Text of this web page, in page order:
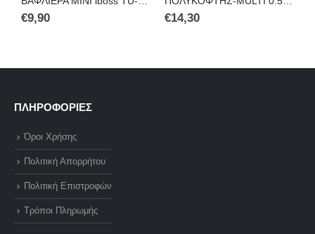
€9,90 €14,30
ΠΛΗΡΟΦΟΡΙΕΣ
Όροι Χρήσης
Πολιτική Απορρήτου
Πολιτική Επιστροφών
Τρόποι Πληρωμής